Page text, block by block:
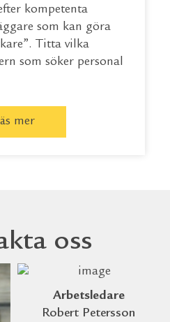
kompetenta
som kan göra
Titta vilka
som söker personal
mer
oss
Arbetsledare
Robert Petersson